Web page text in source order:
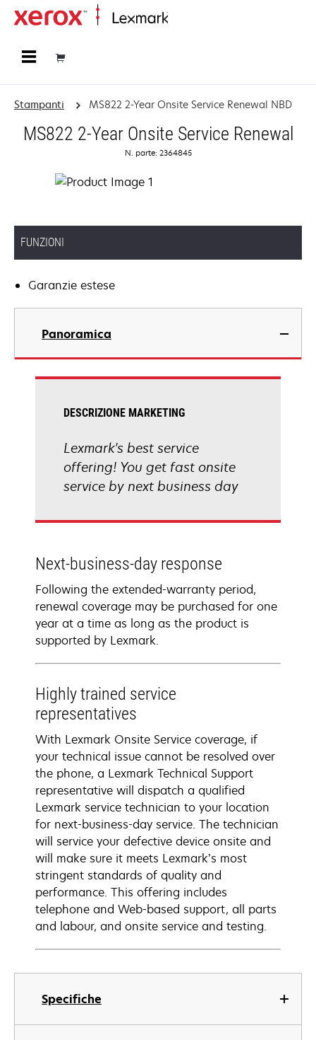
Stampanti MS822 2-Year Onsite Service Renewal NBD
MS822 2-Year Onsite Service Renewal
N. parte: 2364845
FUNZIONI
Garanzie estese
Panoramica
Specifiche
DESCRIZIONE MARKETING
Lexmark's best service
offering! You get fast onsite
service by next business day
Next-business-day response
Following the extended-warranty period,
renewal coverage may be purchased for one
year at a time as long as the product is
supported by Lexmark.
Highly trained service
representatives
With Lexmark Onsite Service coverage, if
your technical issue cannot be resolved over
the phone, a Lexmark Technical Support
representative will dispatch a qualified
Lexmark service technician to your location
for next-business-day service. The technician
will service your defective device onsite and
will make sure it meets Lexmark’s most
stringent standards of quality and
performance. This offering includes
telephone and Web-based support, all parts
and labour, and onsite service and testing.